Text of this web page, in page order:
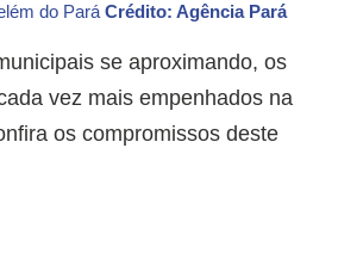
do ParáCrédito: Agência Pará
se aproximando, os
vez mais empenhados na
os compromissos deste